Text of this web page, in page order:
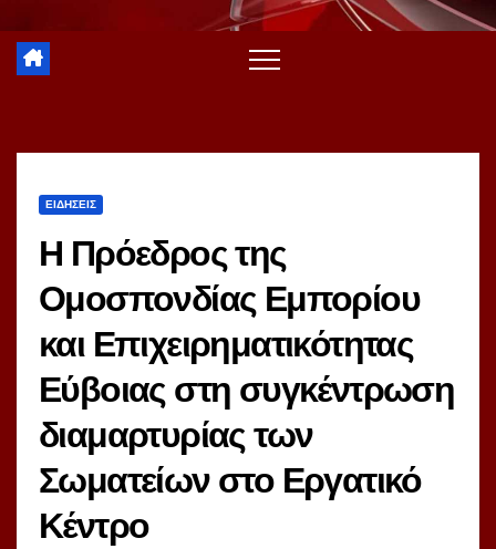
ΕΙΔΗΣΕΙΣ
Η Πρόεδρος της
Ομοσπονδίας Εμπορίου
και Επιχειρηματικότητας
Εύβοιας στη συγκέντρωση
διαμαρτυρίας των
Σωματείων στο Εργατικό
Κέντρο